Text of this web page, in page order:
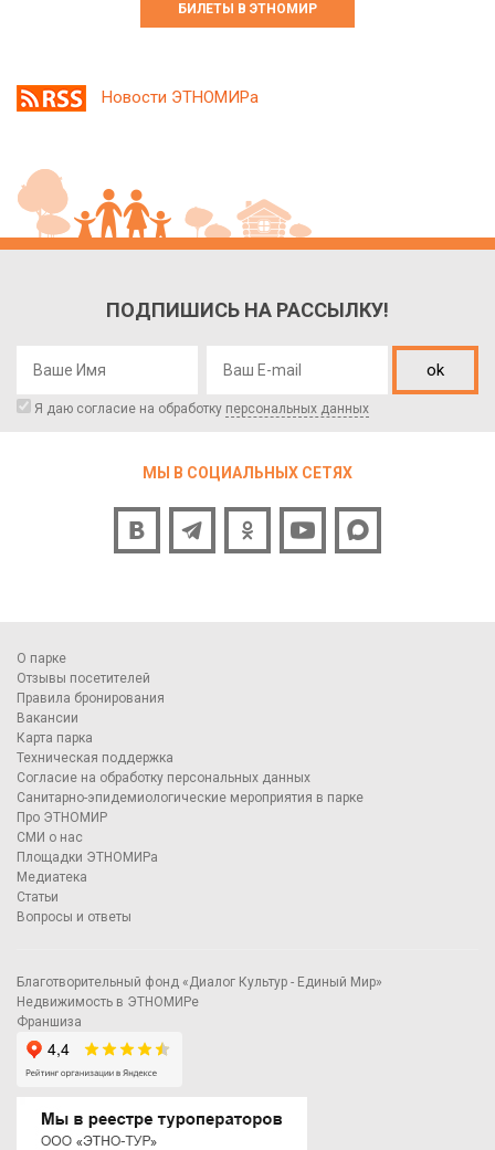
БИЛЕТЫ В ЭТНОМИР
Новости ЭТНОМИРа
ПОДПИШИСЬ НА РАССЫЛКУ!
ok
Я даю согласие на обработку персональных данных
МЫ В СОЦИАЛЬНЫХ СЕТЯХ
О парке
Отзывы посетителей
Правила бронирования
Вакансии
Карта парка
Техническая поддержка
Согласие на обработку персональных данных
Санитарно-эпидемиологические мероприятия в парке
Про ЭТНОМИР
СМИ о нас
Площадки ЭТНОМИРа
Медиатека
Статьи
Вопросы и ответы
Благотворительный фонд «Диалог Культур - Единый Мир»
Недвижимость в ЭТНОМИРе
Франшиза